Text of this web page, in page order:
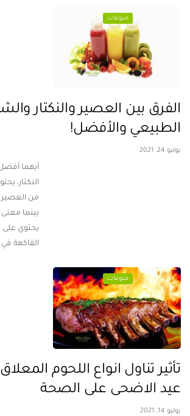
منوعات
الفرق بين العصير والنكتار
الطبيعي والأفضل!
يوليو 24, 2021
أيهما
النكتار،
بينما
يحتوي
الفاكهة
منوعات
تأثير تناول انواع اللحوم
عيد الاضحى على الصحة
يوليو 14, 2021